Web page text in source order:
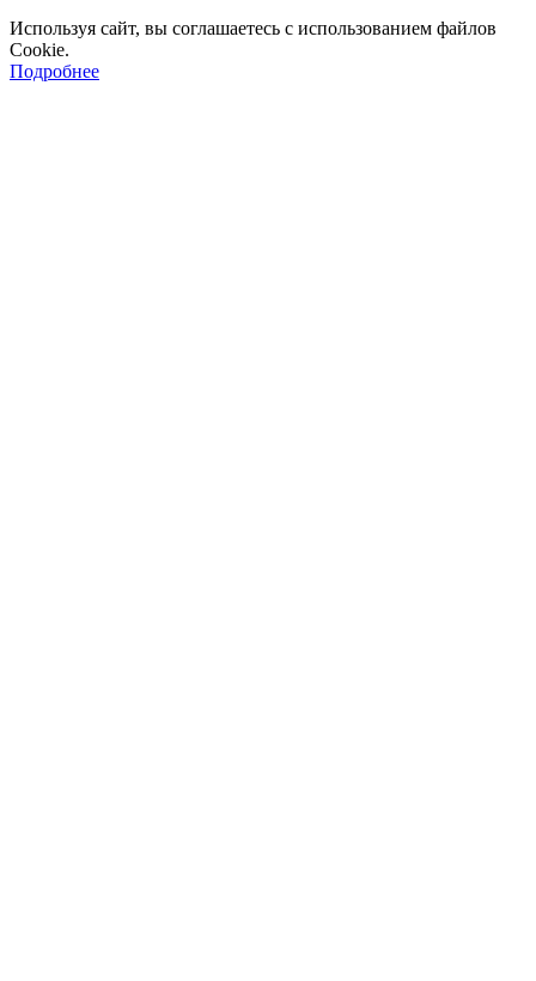
Используя сайт, вы соглашаетесь с использованием файлов
Cookie.
Подробнее